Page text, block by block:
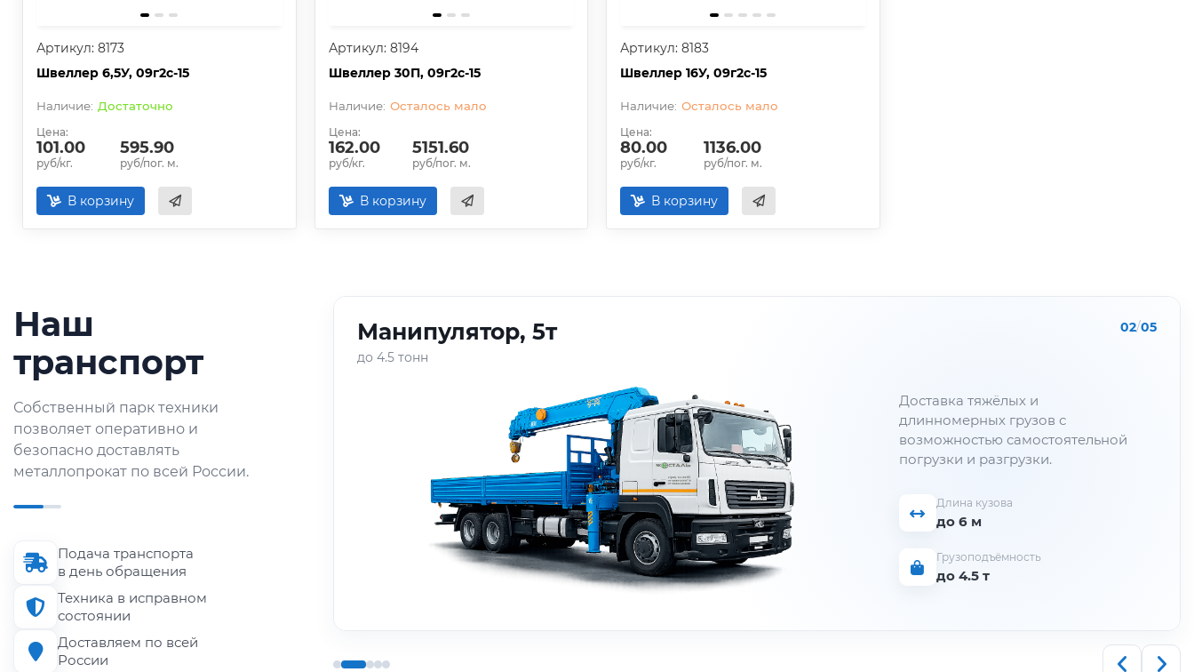
Артикул: 8173
Швеллер 6,5У, 09г2с-15
Достаточно
Цена:
101.00
руб/кг.
595.90
руб/пог. м.
В корзину
Артикул: 8194
Швеллер 30П, 09г2с-15
Осталось мало
Цена:
162.00
руб/кг.
5151.60
руб/пог. м.
В корзину
Артикул: 8183
Швеллер 16У, 09г2с-15
Осталось мало
Цена:
80.00
руб/кг.
1136.00
руб/пог. м.
В корзину
Наш
транспорт
Собственный парк техники
позволяет оперативно и
безопасно доставлять
металлопрокат по всей России.
Подача транспорта
в день обращения
Техника в исправном
состоянии
Доставляем по всей
России
Оперативная доставка
небольших партий
металлопроката по городу и
области.
Грузоподъёмность
до 1.5 т
Манипулятор, 5т
до 4.5 тонн
02/05
Доставка тяжёлых и
длинномерных грузов с
возможностью самостоятельной
погрузки и разгрузки.
Длина кузова
до 6 м
Грузоподъёмность
до 4.5 т